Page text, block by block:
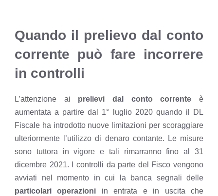
Quando il prelievo dal conto
corrente può fare incorrere
in controlli
L’attenzione ai prelievi dal conto corrente è
aumentata a partire dal 1° luglio 2020 quando il DL
Fiscale ha introdotto nuove limitazioni per scoraggiare
ulteriormente l’utilizzo di denaro contante. Le misure
sono tuttora in vigore e tali rimarranno fino al 31
dicembre 2021. I controlli da parte del Fisco vengono
avviati nel momento in cui la banca segnali delle
particolari operazioni in entrata e in uscita che